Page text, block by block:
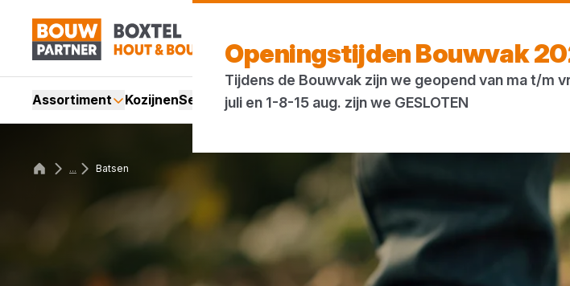
Assortiment KozijnenServices ActiesMerken BlogsHoutweb
... Batsen
Openingstijden Bouwvak
Tijdens de Bouwvak zijn we geopend van ma t/m
juli en 1-8-15 aug. zijn we GESLOTEN